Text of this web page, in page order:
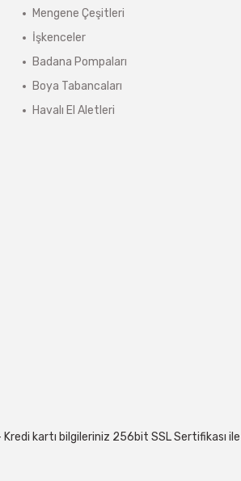
sistem tarafından otomatik olarak
Mengene Çeşitleri
İşkenceler
Badana Pompaları
Boya Tabancaları
Havalı El Aletleri
kartı bilgileriniz 256bit SSL Sertifikası ile